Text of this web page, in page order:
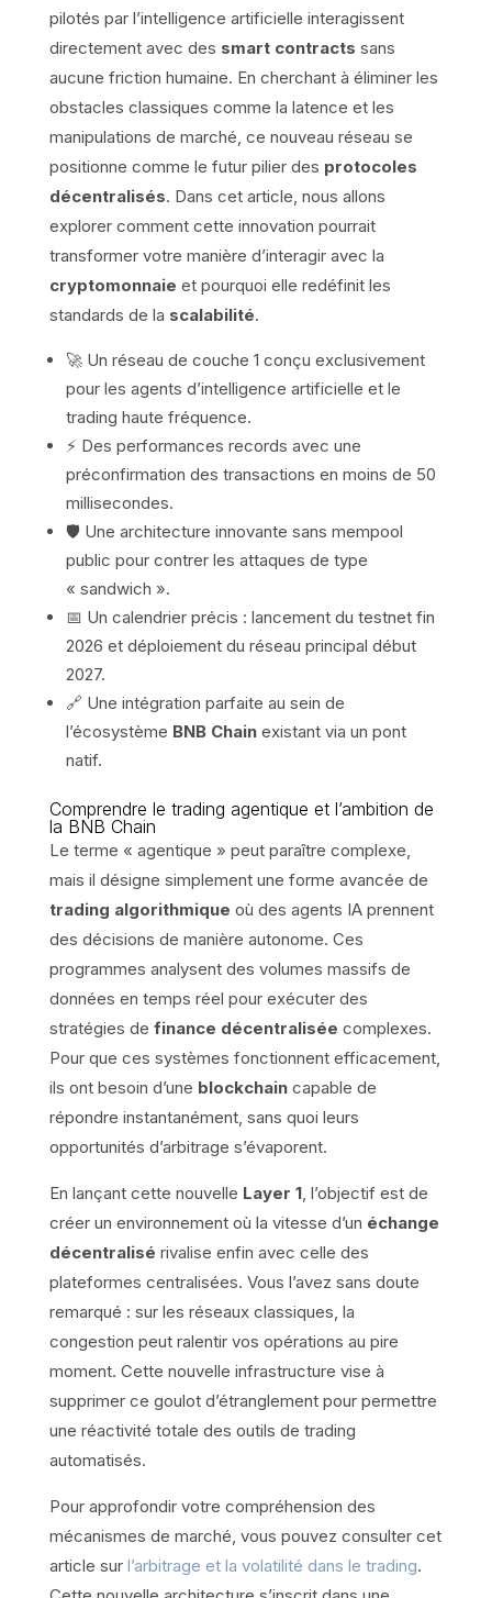
pilotés par l’intelligence artificielle interagissent
directement avec des smart contracts sans
aucune friction humaine. En cherchant à éliminer les
obstacles classiques comme la latence et les
manipulations de marché, ce nouveau réseau se
positionne comme le futur pilier des protocoles
décentralisés. Dans cet article, nous allons
explorer comment cette innovation pourrait
transformer votre manière d’interagir avec la
cryptomonnaie et pourquoi elle redéfinit les
standards de la scalabilité.
🚀 Un réseau de couche 1 conçu exclusivement
pour les agents d’intelligence artificielle et le
trading haute fréquence.
⚡ Des performances records avec une
préconfirmation des transactions en moins de 50
millisecondes.
🛡️ Une architecture innovante sans mempool
public pour contrer les attaques de type
« sandwich ».
📅 Un calendrier précis : lancement du testnet fin
2026 et déploiement du réseau principal début
2027.
🔗 Une intégration parfaite au sein de
l’écosystème BNB Chainexistant via un pont
natif.
Comprendre le trading agentique et l’ambition de
la BNB Chain
Le terme « agentique » peut paraître complexe,
mais il désigne simplement une forme avancée de
trading algorithmique où des agents IA prennent
des décisions de manière autonome. Ces
programmes analysent des volumes massifs de
données en temps réel pour exécuter des
stratégies de finance décentralisée complexes.
Pour que ces systèmes fonctionnent efficacement,
ils ont besoin d’une blockchaincapable de
répondre instantanément, sans quoi leurs
opportunités d’arbitrage s’évaporent.
En lançant cette nouvelle Layer 1, l’objectif est de
créer un environnement où la vitesse d’un échange
décentralisé rivalise enfin avec celle des
plateformes centralisées. Vous l’avez sans doute
remarqué : sur les réseaux classiques, la
congestion peut ralentir vos opérations au pire
moment. Cette nouvelle infrastructure vise à
supprimer ce goulot d’étranglement pour permettre
une réactivité totale des outils de trading
automatisés.
Pour approfondir votre compréhension des
mécanismes de marché, vous pouvez consulter cet
article sur l’arbitrage et la volatilité dans le trading.